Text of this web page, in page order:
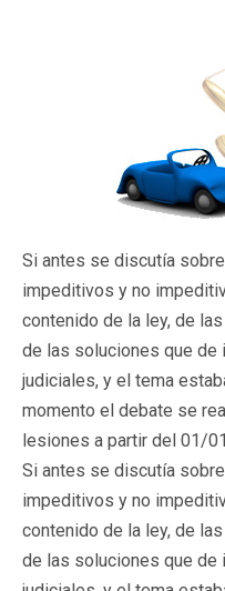
Si antes se discutía
impeditivos y no
contenido de la ley, de
de las soluciones que de
judiciales, y el tema
momento el debate se
lesiones a partir del 01/
Si antes se discutía
impeditivos y no
contenido de la ley, de
de las soluciones que de